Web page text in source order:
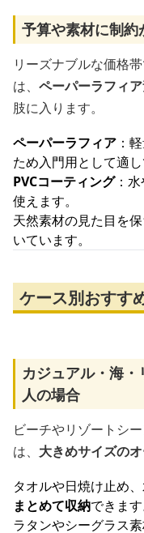
予算や素材に制
リーズナブルな価格
は、 ペーパーラフィ
肢に入ります。
ペーパーラフィア ：
ため入門用として適し
PVCコーティング：水
使えます。
天然素材の見た目を
いています。
ケース別おすす
カジュアル・海
人の場合
ビーチやリゾートシ
は、 大きめサイズの
タオルや日焼け止め
まとめて収納できます
ラタンやシーグラス